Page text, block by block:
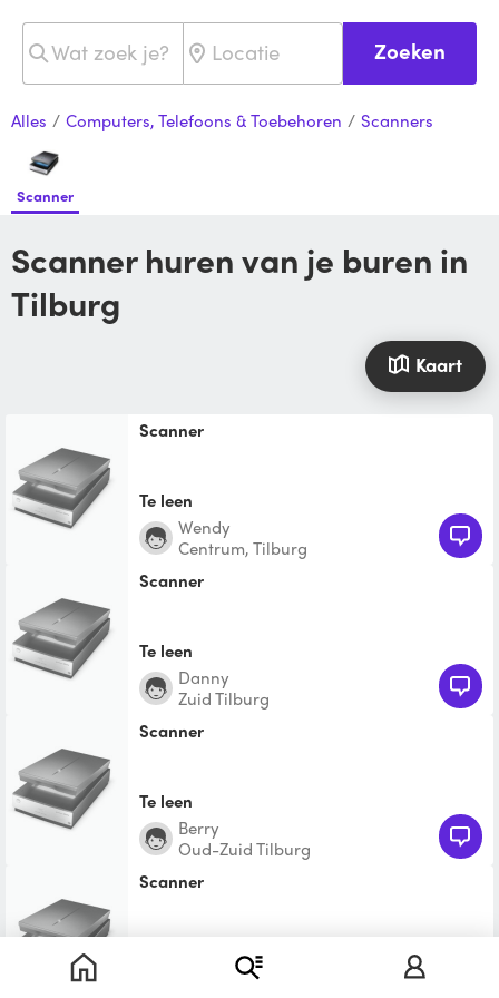
Zoeken
Alles / Computers, Telefoons & Toebehoren / Scanners
Scanner
Scanner huren van je buren in
Tilburg
Kaart
Scanner
Te leen
Wendy
Centrum, Tilburg
Scanner
Te leen
Danny
Zuid Tilburg
Scanner
Te leen
Berry
Oud-Zuid Tilburg
Scanner
Gerhard